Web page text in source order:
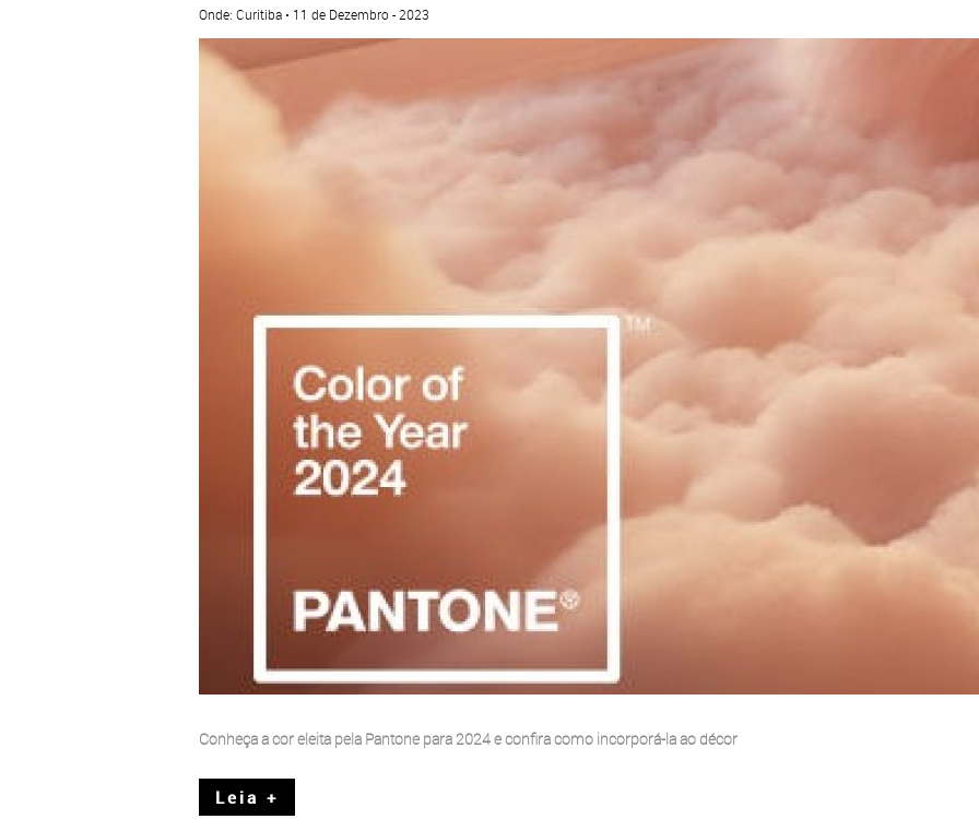
Onde: Curitiba • 11 de Dezembro - 2023
Conheça a cor eleita pela Pantone para 2024 e confira como incorporá-la ao décor
Leia +